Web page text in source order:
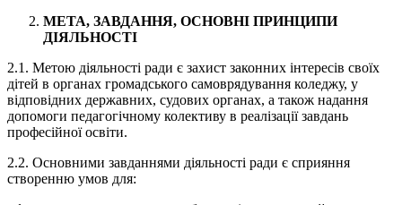
МЕТА, ЗАВДАННЯ, ОСНОВНІ ПРИНЦИПИ
ДІЯЛЬНОСТІ
2.1.​ Метою діяльності ради є захист законних інтересів своїх
дітей в органах громадського самоврядування коледжу, у
відповідних державних, судових органах, а також надання
допомоги педагогічному колективу в реалізації завдань
професійної освіти.
2.2.​ Основними завданнями діяльності ради є сприяння
створенню умов для: